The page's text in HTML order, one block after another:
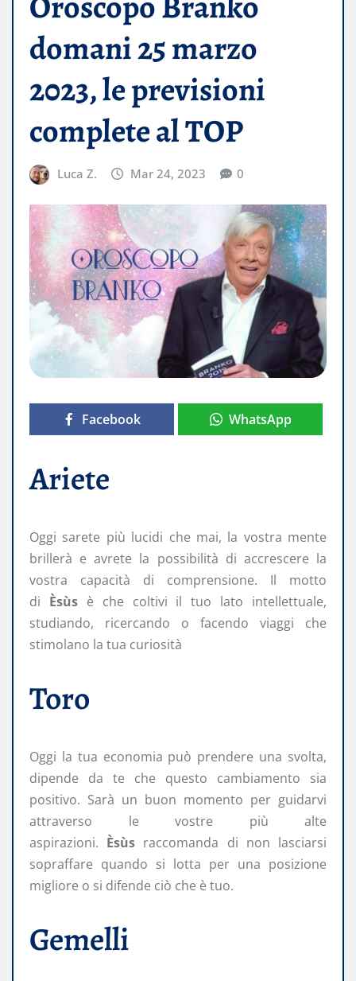
domani 25 marzo
2023, le previsioni
complete al TOP
Luca Z. Mar 24, 2023 0
Facebook WhatsApp
Ariete
Oggi sarete più lucidi che mai, la vostra mente
brillerà e avrete la possibilità di accrescere la
vostra capacità di comprensione. Il motto
di Èsùsè che coltivi il tuo lato intellettuale,
studiando, ricercando o facendo viaggi che
stimolano la tua curiosità
Toro
Oggi la tua economia può prendere una svolta,
dipende da te che questo cambiamento sia
positivo. Sarà un buon momento per guidarvi
attraverso le vostre più alte
aspirazioni. Èsùs raccomanda di non lasciarsi
sopraffare quando si lotta per una posizione
migliore o si difende ciò che è tuo.
Gemelli